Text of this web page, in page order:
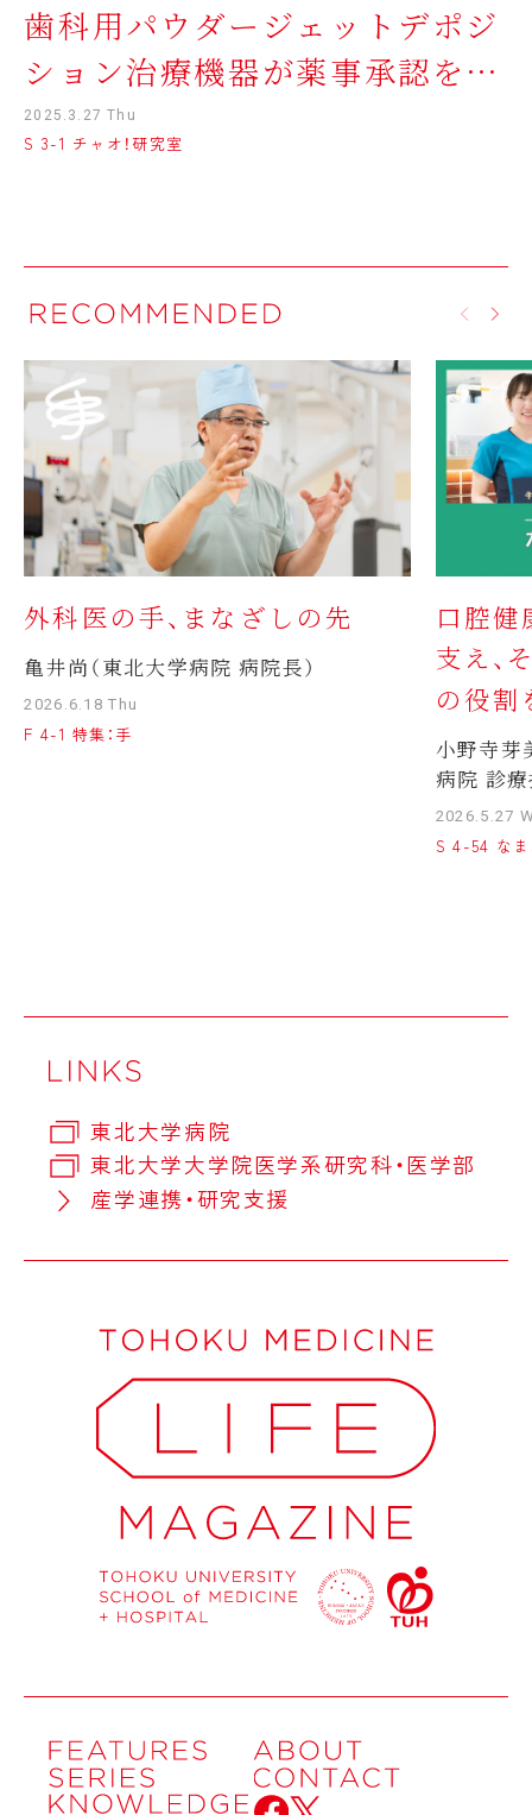
歯科用パウダージェットデポジ
ション治療機器が薬事承認を取
得
2025.3.27 Thu
S 3-1 チャオ！研究室
外科医の手、まなざしの先
亀井尚（東北大学病院 病院長）
2026.6.18 Thu
F 4-1 特集：手
口腔
支え、
の役割
小野寺芽
病院 診
2026.5.27
S 4-54 な
東北大学病院
東北大学大学院医学系研究科・医学部
産学連携・研究支援